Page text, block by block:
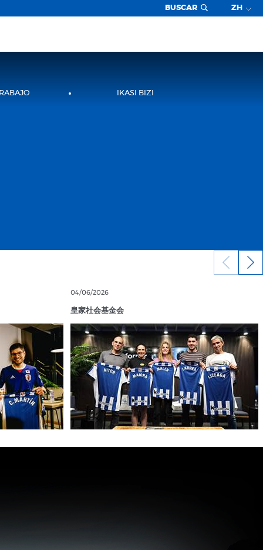
BUSCAR ZH
IKASI BIZI
04/06/2026
皇家社会基金会